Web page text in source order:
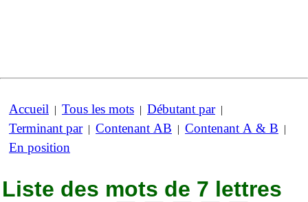
Accueil | Tous les mots | Débutant par|
Terminant par| Contenant AB | Contenant A & B |
En position
Liste des mots de 7 lettres